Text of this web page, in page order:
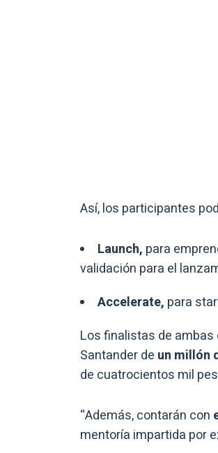
Así, los participantes
Launch, para
validación para el
Accelerate, para
Los finalistas de
Santander de un millón
de cuatrocientos mil
“Además, contarán con
mentoría impartida por